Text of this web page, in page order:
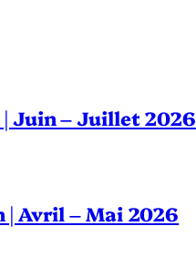
Juin – Juillet 2026
Avril – Mai 2026